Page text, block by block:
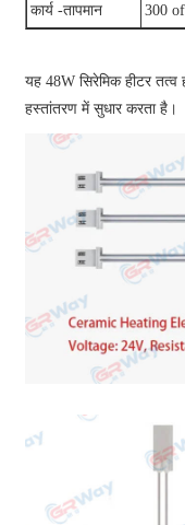
कार्य -तापमान 300 of
यह 48W सिरेमिक हीटर तत्व
हस्तांतरण में सुधार करता है।